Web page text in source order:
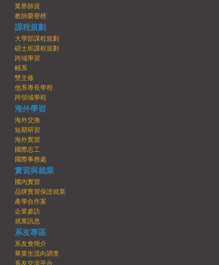
業界師資
教師榮譽榜
課程規劃
大學部課程規劃
碩士班課程規劃
跨域學習
輔系
雙主修
他系專長學程
跨領域學程
海外學習
海外交換
短期研習
海外實習
國際志工
國際事務處
實習與就業
國內實習
品牌實習保證就業
產學合作案
企業參訪
就業訊息
系友專區
系友會簡介
畢業生流向調查
系友交流平台